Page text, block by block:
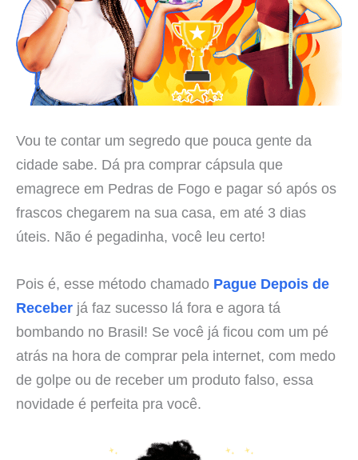
Vou te contar um segredo que pouca gente da
cidade sabe. Dá pra comprar cápsula que
emagrece em Pedras de Fogo e pagar só após os
frascos chegarem na sua casa, em até 3 dias
úteis. Não é pegadinha, você leu certo!
Pois é, esse método chamado Pague Depois de
Receber já faz sucesso lá fora e agora tá
bombando no Brasil! Se você já ficou com um pé
atrás na hora de comprar pela internet, com medo
de golpe ou de receber um produto falso, essa
novidade é perfeita pra você.